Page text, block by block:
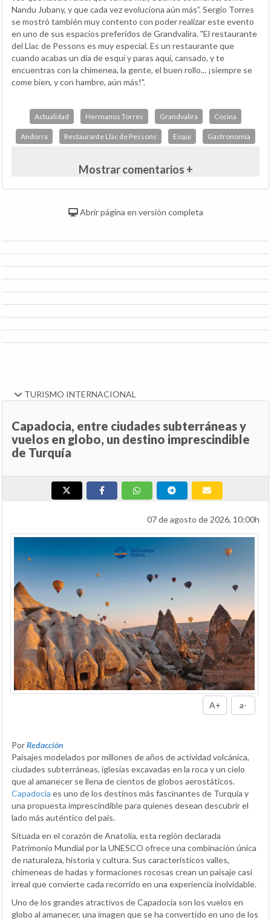
Nandu Jubany, y que cada vez evoluciona aún más”. Sergio Torres
se mostró también muy contento con poder realizar este evento
en uno de sus espacios preferidos de Grandvalira. "El restaurante
del Llac de Pessons es muy especial. Es un restaurante que
cuando acabas un día de esquí y paras aquí, cansado, y te
encuentras con la chimenea, la gente, el buen rollo... ¡siempre se
come bien, y con hambre, aún más!".
Actualidad Hermanos Torres Grandvalira Cocina
Andorra Restaurante Llac de Pessons Esquí Gastronomía
Mostrar comentarios +
Abrir página en versión completa
TURISMO INTERNACIONAL
Capadocia, entre ciudades subterráneas y
vuelos en globo, un destino imprescindible
de Turquía
07 de agosto de 2026, 10:00h
A+ a-
PorRedacción
Paisajes modelados por millones de años de actividad volcánica,
ciudades subterráneas, iglesias excavadas en la roca y un cielo
que al amanecer se llena de cientos de globos aerostáticos.
Capadocia es uno de los destinos más fascinantes de Turquía y
una propuesta imprescindible para quienes desean descubrir el
lado más auténtico del país.
Situada en el corazón de Anatolia, esta región declarada
Patrimonio Mundial por la UNESCO ofrece una combinación única
de naturaleza, historia y cultura. Sus característicos valles,
chimeneas de hadas y formaciones rocosas crean un paisaje casi
irreal que convierte cada recorrido en una experiencia inolvidable.
Uno de los grandes atractivos de Capadocia son los vuelos en
globo al amanecer, una imagen que se ha convertido en uno de los